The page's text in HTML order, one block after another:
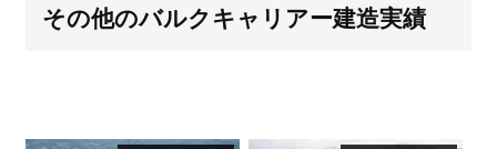
その他のバルクキャリアー建造実績